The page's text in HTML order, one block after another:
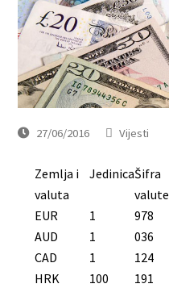
27/06/2016 Vijesti
Zemlja i
valuta
JedinicaŠifra
valute
EUR 1 978
AUD
1 036
CAD
1 124
HRK
100 191